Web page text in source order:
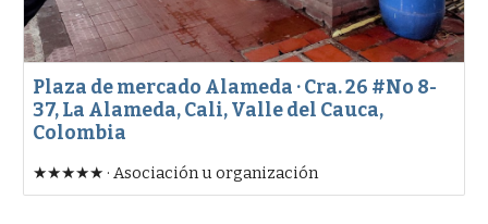
Plaza de mercado Alameda · Cra. 26 #No 8-
37, La Alameda, Cali, Valle del Cauca,
Colombia
★★★★★ · Asociación u organización